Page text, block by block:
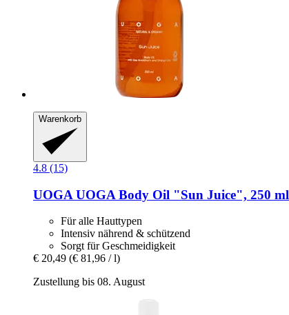
Warenkorb
4.8 (15)
UOGA UOGA Body Oil "Sun Juice", 250 ml
Für alle Hauttypen
Intensiv nährend & schützend
Sorgt für Geschmeidigkeit
€ 20,49 (€ 81,96 / l)
Zustellung bis 08. August